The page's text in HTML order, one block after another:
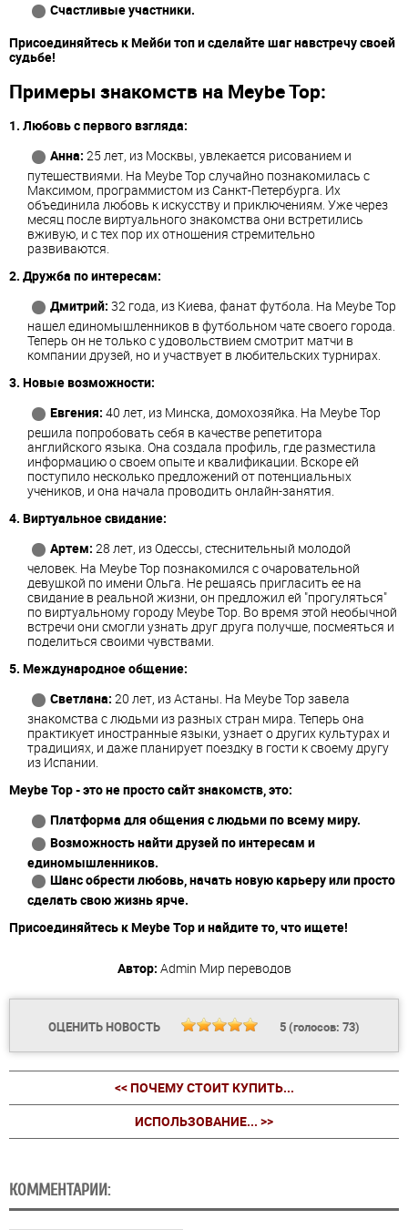
Счастливые участники.
Присоединяйтесь к Мейби топ и сделайте шаг навстречу своей
судьбе!
Примеры знакомств на Meybe Top:
1. Любовь с первого взгляда:
Анна: 25 лет, из Москвы, увлекается рисованием и
путешествиями. На Meybe Top случайно познакомилась с
Максимом, программистом из Санкт-Петербурга. Их
объединила любовь к искусству и приключениям. Уже через
месяц после виртуального знакомства они встретились
вживую, и с тех пор их отношения стремительно
развиваются.
2. Дружба по интересам:
Дмитрий: 32 года, из Киева, фанат футбола. На Meybe Top
нашел единомышленников в футбольном чате своего города.
Теперь он не только с удовольствием смотрит матчи в
компании друзей, но и участвует в любительских турнирах.
3. Новые возможности:
Евгения: 40 лет, из Минска, домохозяйка. На Meybe Top
решила попробовать себя в качестве репетитора
английского языка. Она создала профиль, где разместила
информацию о своем опыте и квалификации. Вскоре ей
поступило несколько предложений от потенциальных
учеников, и она начала проводить онлайн-занятия.
4. Виртуальное свидание:
Артем: 28 лет, из Одессы, стеснительный молодой
человек. На Meybe Top познакомился с очаровательной
девушкой по имени Ольга. Не решаясь пригласить ее на
свидание в реальной жизни, он предложил ей "прогуляться"
по виртуальному городу Meybe Top. Во время этой необычной
встречи они смогли узнать друг друга получше, посмеяться и
поделиться своими чувствами.
5. Международное общение:
Светлана: 20 лет, из Астаны. На Meybe Top завела
знакомства с людьми из разных стран мира. Теперь она
практикует иностранные языки, узнает о других культурах и
традициях, и даже планирует поездку в гости к своему другу
из Испании.
Meybe Top - это не просто сайт знакомств, это:
Платформа для общения с людьми по всему миру.
Возможность найти друзей по интересам и
единомышленников.
Шанс обрести любовь, начать новую карьеру или просто
сделать свою жизнь ярче.
Присоединяйтесь к Meybe Top и найдите то, что ищете!
Автор: Admin Мир переводов
ОЦЕНИТЬ НОВОСТЬ 5(голосов: 73)
<< ПОЧЕМУ СТОИТ КУПИТЬ...
ИСПОЛЬЗОВАНИЕ... >>
КОММЕНТАРИИ: